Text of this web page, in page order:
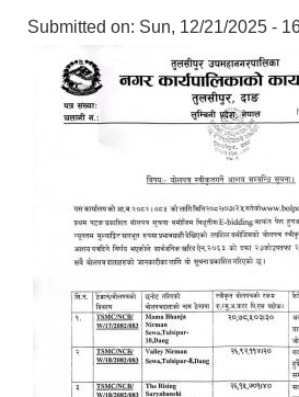
Submitted on: Sun, 12/21/2025 -